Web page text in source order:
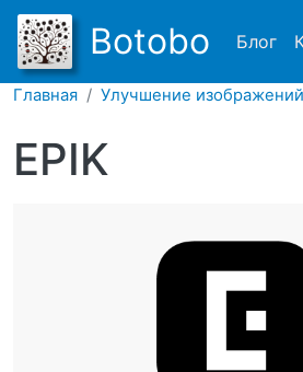
Botobo Блог
Главная Улучшение изображений
EPIK